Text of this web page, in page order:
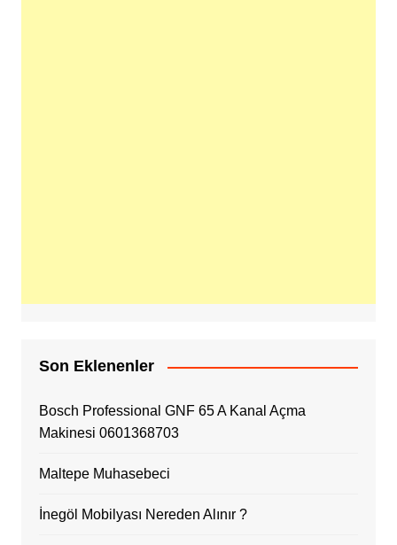
Son Eklenenler
Bosch Professional GNF 65 A Kanal Açma
Makinesi 0601368703
Maltepe Muhasebeci
İnegöl Mobilyası Nereden Alınır ?